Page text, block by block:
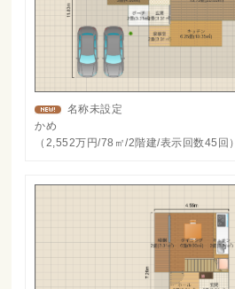
名称未設定
かめ
（2,552万円/78㎡/2階建/表示回数45回）